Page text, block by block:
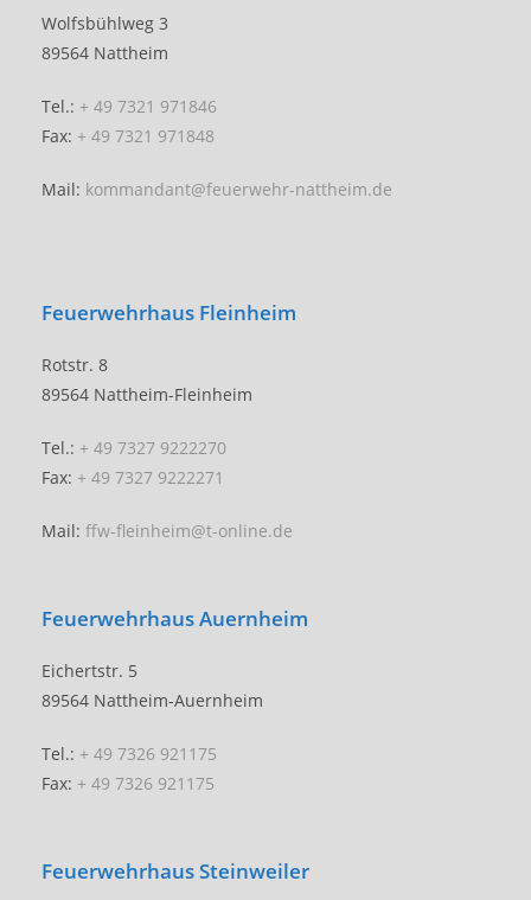
Wolfsbühlweg 3
89564 Nattheim
Tel.: + 49 7321 971846
Fax: + 49 7321 971848
Mail: kommandant@feuerwehr-nattheim.de
Feuerwehrhaus Fleinheim
Rotstr. 8
89564 Nattheim-Fleinheim
Tel.: + 49 7327 9222270
Fax: + 49 7327 9222271
Mail: ffw-fleinheim@t-online.de
Feuerwehrhaus Auernheim
Eichertstr. 5
89564 Nattheim-Auernheim
Tel.: + 49 7326 921175
Fax: + 49 7326 921175
Feuerwehrhaus Steinweiler